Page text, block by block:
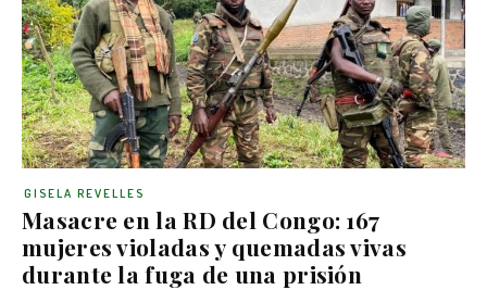
Masacre en la RD del Congo: 167
mujeres violadas y quemadas vivas
durante la fuga de una prisión
GISELA REVELLES